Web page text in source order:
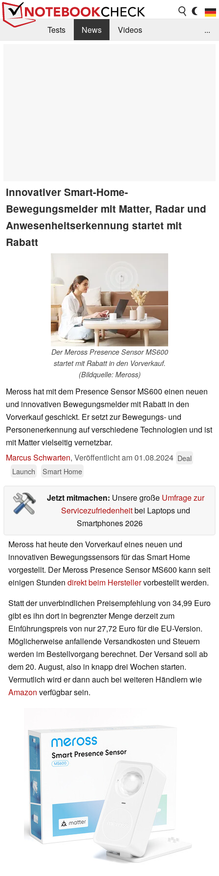
Tests News
Videos
...
Innovativer Smart-Home-
Bewegungsmelder mit Matter, Radar und
Anwesenheitserkennung startet mit
Rabatt
Der Meross Presence Sensor MS600
startet mit Rabatt in den Vorverkauf.
(Bildquelle: Meross)
Meross hat mit dem Presence Sensor MS600 einen neuen
und innovativen Bewegungsmelder mit Rabatt in den
Vorverkauf geschickt. Er setzt zur Bewegungs- und
Personenerkennung auf verschiedene Technologien und ist
mit Matter vielseitig vernetzbar.
Marcus Schwarten, Veröffentlicht am01.08.2024 Deal
Launch
Smart Home
Jetzt mitmachen: Unsere große Umfrage zur
Servicezufriedenheitbei Laptops und
Smartphones 2026
Meross hat heute den Vorverkauf eines neuen und
innovativen Bewegungssensors für das Smart Home
vorgestellt. Der Meross Presence Sensor MS600 kann seit
einigen Stunden direkt beim Herstellervorbestellt werden.
Statt der unverbindlichen Preisempfehlung von 34,99 Euro
gibt es ihn dort in begrenzter Menge derzeit zum
Einführungspreis von nur 27,72 Euro für die EU-Version.
Möglicherweise anfallende Versandkosten und Steuern
werden im Bestellvorgang berechnet. Der Versand soll ab
dem 20. August, also in knapp drei Wochen starten.
Vermutlich wird er dann auch bei weiteren Händlern wie
Amazon verfügbar sein.